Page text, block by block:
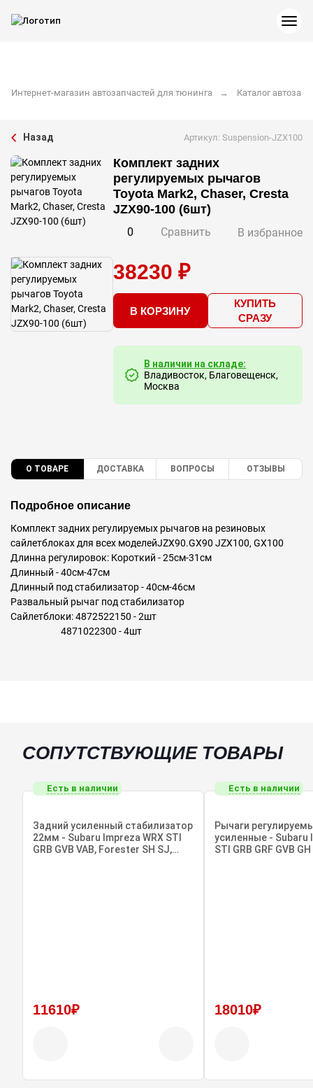
Интернет-магазин автозапчастей для тюнинга Каталог
Назад Артикул: Suspension-JZX100
Комплект задних
регулируемых рычагов
Toyota Mark2, Chaser, Cresta
JZX90-100 (6шт)
0 Сравнить В избранное
38230 ₽
В КОРЗИНУ
КУПИТЬ
СРАЗУ
В наличии на складе:
Владивосток, Благовещенск,
Москва
О ТОВАРЕ ДОСТАВКА ВОПРОСЫ ОТЗЫВЫ
Подробное описание
Комплект задних регулируемых рычагов на резиновых
сайлетблоках для всех моделейJZX90.GX90 JZX100, GX100
Длинна регулировок: Короткий - 25см-31см
Длинный - 40см-47см
Длинный под стабилизатор - 40см-46см
Развальный рычаг под стабилизатор
Сайлетблоки: 4872522150 - 2шт
4871022300 - 4шт
СОПУТСТВУЮЩИЕ ТОВАРЫ
Есть в наличии
Задний усиленный стабилизатор
22мм - Subaru Impreza WRX STI
GRB GVB VAB, Forester SH SJ,
11610₽
Есть в наличии
Рычаги
усиленные - Subaru
STI GRB GRF GVB
18010₽